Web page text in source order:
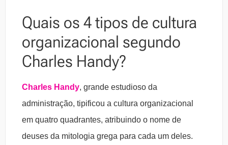
Quais os 4 tipos de cultura
organizacional segundo
Charles Handy?
Charles Handy, grande estudioso da
administração, tipificou a cultura organizacional
em quatro quadrantes, atribuindo o nome de
deuses da mitologia grega para cada um deles.